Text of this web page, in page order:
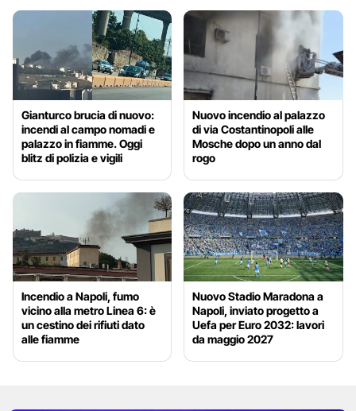
Gianturco brucia di nuovo:
incendi al campo nomadi e
palazzo in fiamme. Oggi
blitz di polizia e vigili
Nuovo incendio al palazzo
di via Costantinopoli alle
Mosche dopo un anno dal
rogo
Incendio a Napoli, fumo
vicino alla metro Linea 6: è
un cestino dei rifiuti dato
alle fiamme
Nuovo Stadio Maradona a
Napoli, inviato progetto a
Uefa per Euro 2032: lavori
da maggio 2027